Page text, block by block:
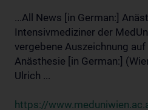
...All News [in German:]
Intensivmediziner der
vergebene Auszeichnung
Anästhesie [in German:]
Ulrich ...
https://